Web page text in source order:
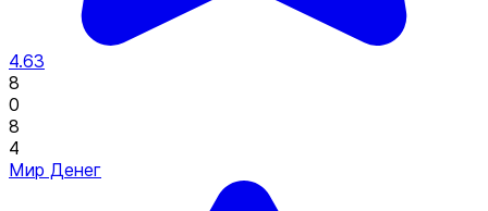
4.63
8
0
8
4
Мир Денег